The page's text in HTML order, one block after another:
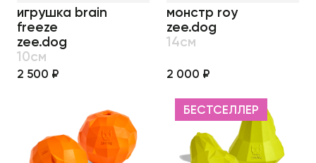
игрушка brain
freeze
zee.dog
10см
2 500 ₽
монстр roy
zee.dog
14см
2 000 ₽
БЕСТСЕЛЛЕР